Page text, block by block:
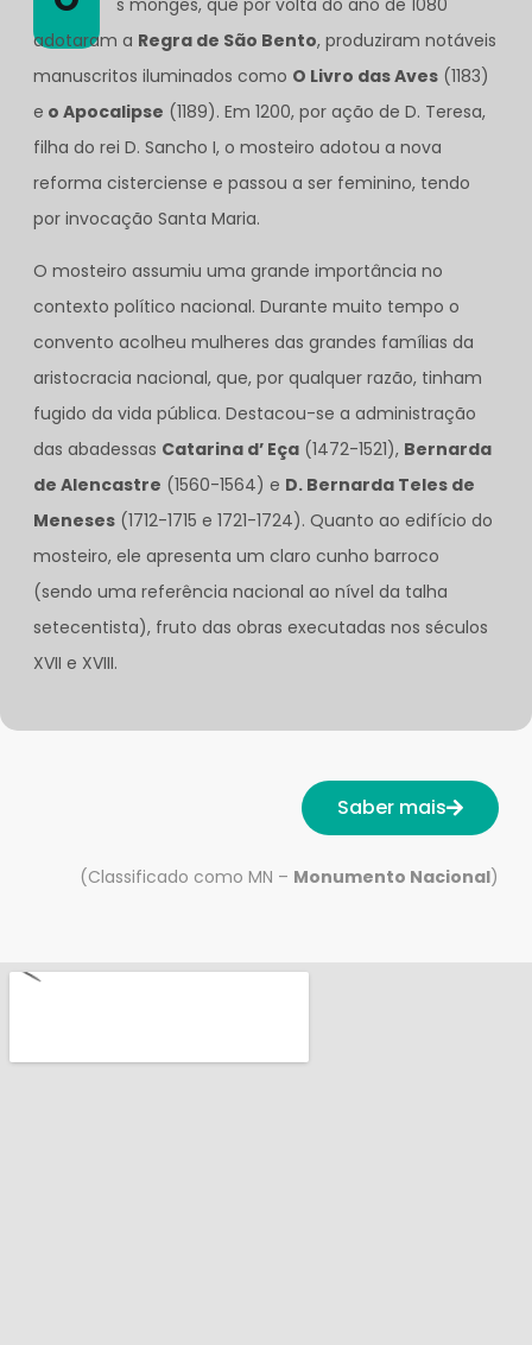
adotaram a Regra de São Bento, produziram notáveis
manuscritos iluminados como O Livro das Aves (1183)
e o Apocalipse (1189). Em 1200, por ação de D. Teresa,
filha do rei D. Sancho I, o mosteiro adotou a nova
reforma cisterciense e passou a ser feminino, tendo
por invocação Santa Maria.
O mosteiro assumiu uma grande importância no
contexto político nacional. Durante muito tempo o
convento acolheu mulheres das grandes famílias da
aristocracia nacional, que, por qualquer razão, tinham
fugido da vida pública. Destacou-se a administração
das abadessas Catarina d’ Eça (1472-1521), Bernarda
de Alencastre (1560-1564) e D. Bernarda Teles de
Meneses (1712-1715 e 1721-1724). Quanto ao edifício do
mosteiro, ele apresenta um claro cunho barroco
(sendo uma referência nacional ao nível da talha
setecentista), fruto das obras executadas nos séculos
XVII e XVIII.
Saber mais
(Classificado como MN – Monumento Nacional)